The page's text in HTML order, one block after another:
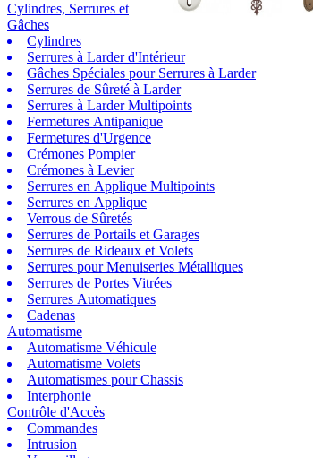
Cylindres, Serrures et
Gâches
Cylindres
Serrures à Larder d'Intérieur
Gâches Spéciales pour Serrures à Larder
Serrures de Sûreté à Larder
Serrures à Larder Multipoints
Fermetures Antipanique
Fermetures d'Urgence
Crémones Pompier
Crémones à Levier
Serrures en Applique Multipoints
Serrures en Applique
Verrous de Sûretés
Serrures de Portails et Garages
Serrures de Rideaux et Volets
Serrures pour Menuiseries Métalliques
Serrures de Portes Vitrées
Serrures Automatiques
Cadenas
Automatisme
Automatisme Véhicule
Automatisme Volets
Automatismes pour Chassis
Interphonie
Contrôle d'Accès
Commandes
Intrusion